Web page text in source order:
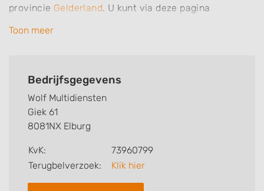
provincie Gelderland. U kunt via deze pagina
eenvoudig contact met het bedrijf opnemen door te
kunt u snel zien welke zaken Wolf Multidiensten voor u
review achterlaten als u al ervaring heeft met dit
bedrijf.
Zoekt u een ander bedrijf? Bekijk dan andere
hoveniers en bedrijven inElburg
Toon meer
Bedrijfsgegevens
Wolf Multidiensten
Giek 61
8081NX Elburg
KvK:
73960799
Terugbelverzoek:
Klik hier